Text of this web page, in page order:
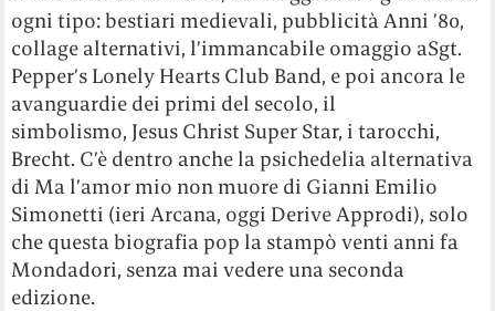
ogni tipo: bestiari medievali, pubblicità Anni ’80,
collage alternativi, l’immancabile omaggio aSgt.
Pepper’s Lonely Hearts Club Band, e poi ancora le
avanguardie dei primi del secolo, il
simbolismo, Jesus Christ Super Star, i tarocchi,
Brecht. C’è dentro anche la psichedelia alternativa
di Ma l’amor mio non muore di Gianni Emilio
Simonetti (ieri Arcana, oggi Derive Approdi), solo
che questa biografia pop la stampò venti anni fa
Mondadori, senza mai vedere una seconda
edizione.